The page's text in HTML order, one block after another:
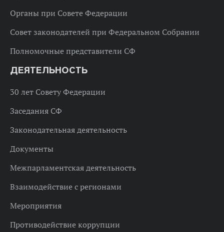
Органы при Совете Федерации
Совет законодателей при Федеральном Собрании
Полномочные представители СФ
ДЕЯТЕЛЬНОСТЬ
30 лет Совету Федерации
Заседания СФ
Законодательная деятельность
Документы
Межпарламентская деятельность
Взаимодействие с регионами
Мероприятия
Противодействие коррупции